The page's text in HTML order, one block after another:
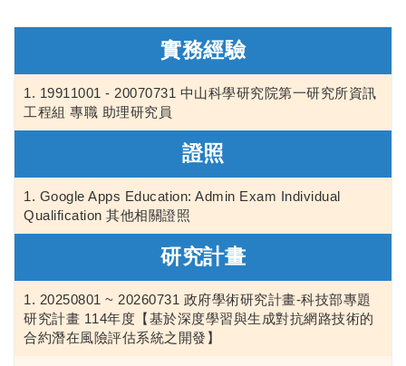
實務經驗
19911001 - 20070731 中山科學研究院第一研究所資訊
工程組 專職 助理研究員
證照
Google Apps Education: Admin Exam Individual
Qualification 其他相關證照
研究計畫
20250801 ~ 20260731 政府學術研究計畫-科技部專題
研究計畫 114年度【基於深度學習與生成對抗網路技術的
合約潛在風險評估系統之開發】